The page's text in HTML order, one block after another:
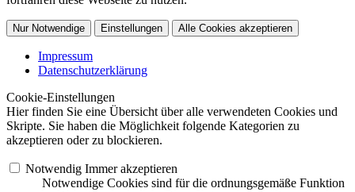
Nur Notwendige Einstellungen Alle Cookies akzeptieren
Impressum
Datenschutzerklärung
Cookie-Einstellungen
Hier finden Sie eine Übersicht über alle verwendeten Cookies und
Skripte. Sie haben die Möglichkeit folgende Kategorien zu
akzeptieren oder zu blockieren.
Notwendig Immer akzeptieren
Notwendige Cookies sind für die ordnungsgemäße Funktion